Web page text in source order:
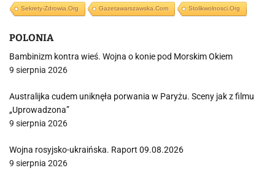
Sekrety-Zdrowia.org Gazetawarszawska.com Stolikwolnosci.org
POLONIA
Bambinizm kontra wieś. Wojna o konie pod Morskim Okiem
9 sierpnia 2026
Australijka cudem uniknęła porwania w Paryżu. Sceny jak z filmu
„Uprowadzona”
9 sierpnia 2026
Wojna rosyjsko-ukraińska. Raport 09.08.2026
9 sierpnia 2026